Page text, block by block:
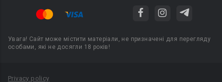
Увага! Сайт може містити матеріали, не призначені для перегляду
особами, які не досягли 18 років!
Privacy policy